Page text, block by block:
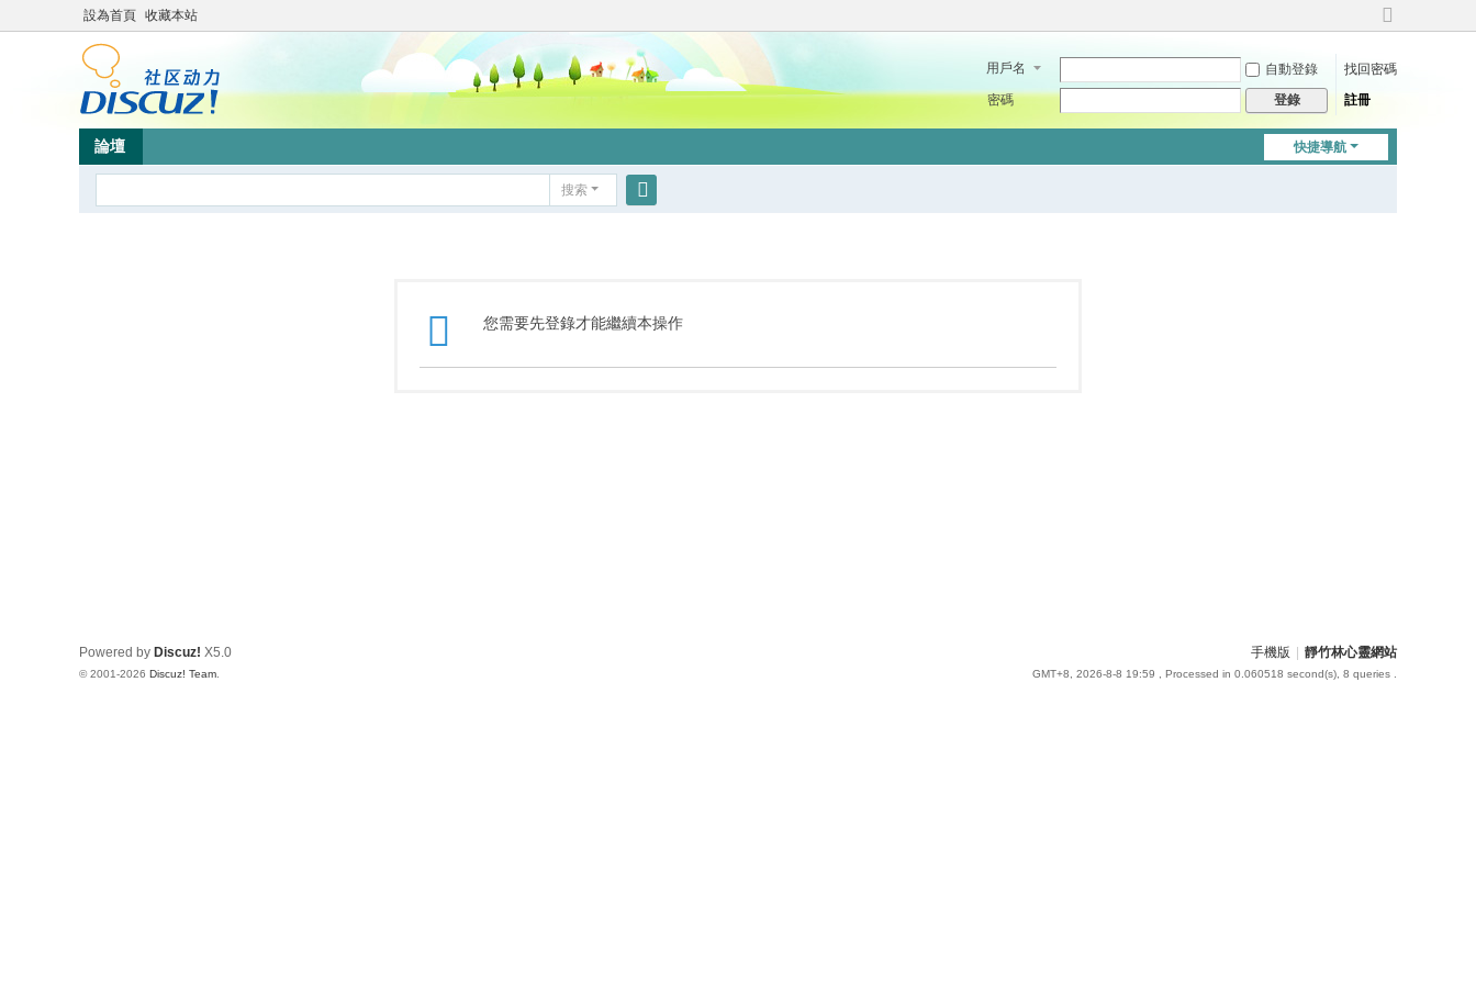
設為首頁 收藏本站
切
到
用戶名 自動登錄
找回密碼
密碼
登錄 註冊
快捷導航
論壇
搜索
您需要先登錄才能繼續本操作
手機版 靜竹林心靈網站
GMT+8, 2026-8-8 19:59 , Processed in 0.060518 second(s), 8 queries .
Powered by Discuz! X5.0
© 2001-2026 Discuz! Team